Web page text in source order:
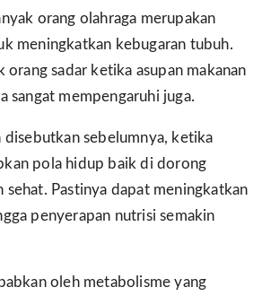
orang olahraga merupakan
meningkatkan kebugaran tubuh.
orang sadar ketika asupan makanan
sangat mempengaruhi juga.
disebutkan sebelumnya, ketika
pola hidup baik di dorong
sehat. Pastinya dapat meningkatkan
penyerapan nutrisi semakin
oleh metabolisme yang